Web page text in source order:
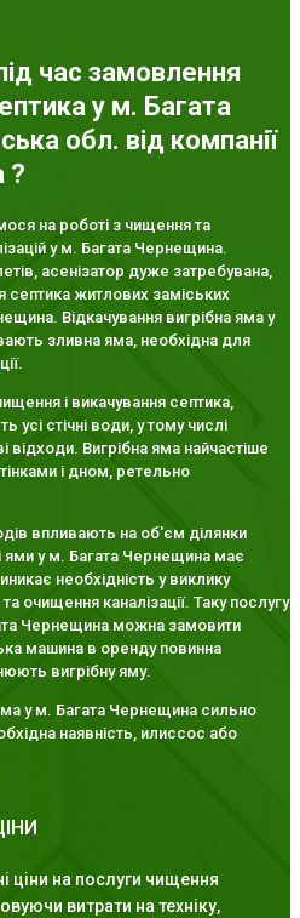
час замовлення
у м. Багата
обл. від компанії
?
на роботі з чищення та
у м. Багата Чернещина.
асенізатор дуже затребувана,
септика житлових заміських
Відкачування вигрібна яма у
зливна яма, необхідна для
і викачування септика,
усі стічні води, у тому числі
Вигрібна яма найчастіше
і дном, ретельно
впливають на об'єм ділянки
ями у м. Багата Чернещина має
необхідність у виклику
очищення каналізації. Таку послугу
Чернещина можна замовити
машина в оренду повинна
вигрібну яму.
у м. Багата Чернещина сильно
наявність, илиссос або
ціни на послуги чищення
витрати на техніку,